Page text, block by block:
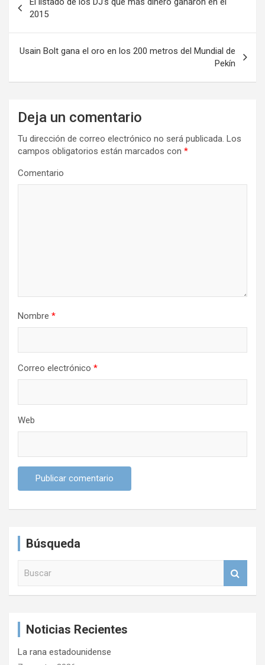
v
a
2015
Usain Bolt gana el oro en los 200 metros del Mundial de
Pekín
Deja un comentario
Tu dirección de correo electrónico no será publicada. Los
campos obligatorios están marcados con *
Comentario
Nombre *
Correo electrónico *
Web
Búsqueda
Noticias Recientes
La rana estadounidense